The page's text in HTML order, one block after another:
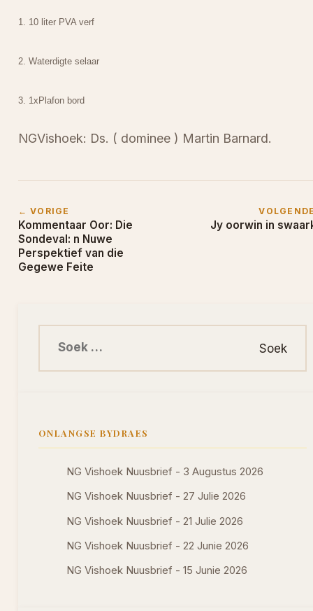
1. 10 liter PVA verf
2. Waterdigte selaar
3. 1xPlafon bord
NGVishoek: Ds. ( dominee ) Martin Barnard.
← VORIGE
Kommentaar Oor: Die
Sondeval: n Nuwe
Perspektief van die
Gegewe Feite
Jy oorwin in
ONLANGSE BYDRAES
NG Vishoek Nuusbrief - 3 Augustus 2026
NG Vishoek Nuusbrief - 27 Julie 2026
NG Vishoek Nuusbrief - 21 Julie 2026
NG Vishoek Nuusbrief - 22 Junie 2026
NG Vishoek Nuusbrief - 15 Junie 2026